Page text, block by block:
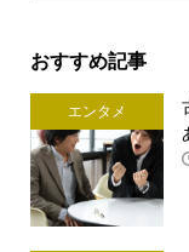
おすすめ記事
エンタメ